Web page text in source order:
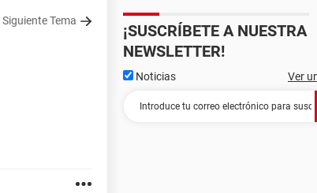
Siguiente Tema
¡SUSCRÍBETE A NUESTRA
NEWSLETTER!
Noticias Ver